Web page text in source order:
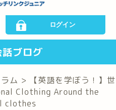
ログイン
ブログ
ム >
【英語を学ぼう！】世
Clothing Around the
clothes